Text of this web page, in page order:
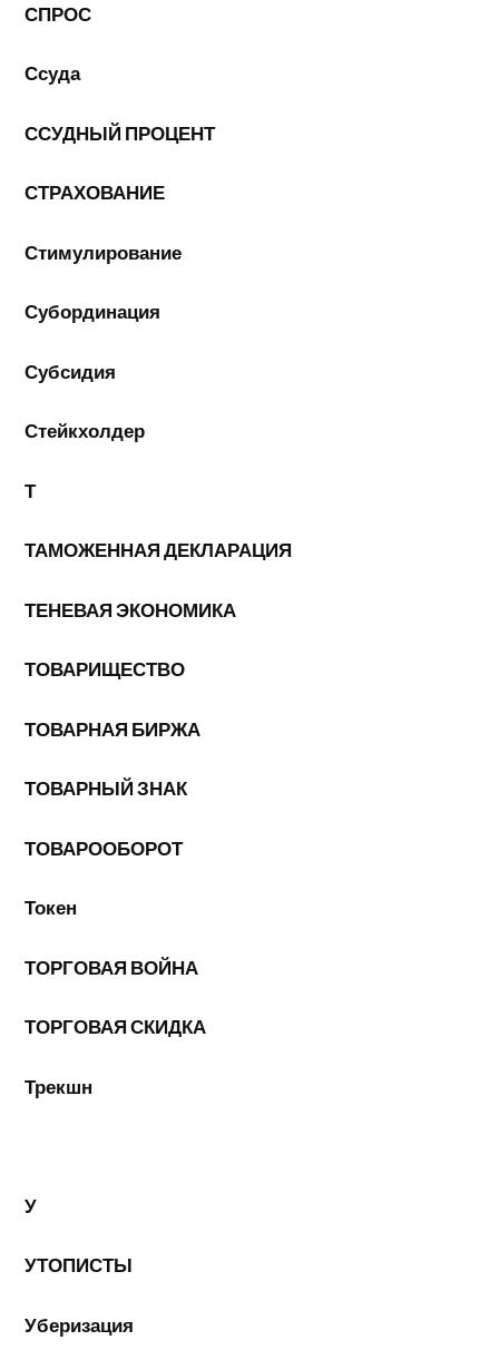
СПРОС
Ссуда
ССУДНЫЙ ПРОЦЕНТ
СТРАХОВАНИЕ
Стимулирование
Субординация
Субсидия
Стейкхолдер
Т
ТАМОЖЕННАЯ ДЕКЛАРАЦИЯ
ТЕНЕВАЯ ЭКОНОМИКА
ТОВАРИЩЕСТВО
ТОВАРНАЯ БИРЖА
ТОВАРНЫЙ ЗНАК
ТОВАРООБОРОТ
Токен
ТОРГОВАЯ ВОЙНА
ТОРГОВАЯ СКИДКА
Трекшн
У
УТОПИСТЫ
Уберизация